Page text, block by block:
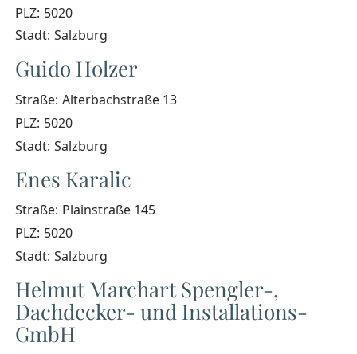
PLZ: 5020
Stadt: Salzburg
Guido Holzer
Straße: Alterbachstraße 13
PLZ: 5020
Stadt: Salzburg
Enes Karalic
Straße: Plainstraße 145
PLZ: 5020
Stadt: Salzburg
Helmut Marchart Spengler-,
Dachdecker- und Installations-
GmbH